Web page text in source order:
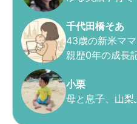
千代田橋そあ
43歳の新米マ
親歴0年の成長
小栗
母と息子、山梨